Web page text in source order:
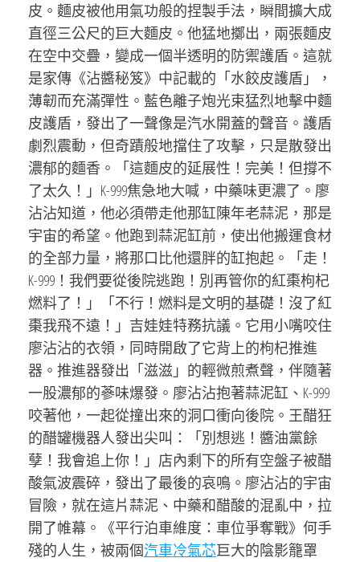
皮。麵皮被他用氣功般的捏製手法，瞬間擴大成
直徑三公尺的巨大麵皮。他猛地擲出，兩張麵皮
在空中交疊，變成一個半透明的防禦護盾。這就
是家傳《沾醬秘笈》中記載的「水餃皮護盾」，
薄韌而充滿彈性。藍色離子炮光束猛烈地擊中麵
皮護盾，發出了一聲像是汽水開蓋的聲音。護盾
劇烈震動，但奇蹟般地擋住了攻擊，只是散發出
濃郁的麵香。「這麵皮的延展性！完美！但撐不
了太久！」K-999焦急地大喊，中藥味更濃了。廖
沾沾知道，他必須帶走他那缸陳年老蒜泥，那是
宇宙的希望。他跑到蒜泥缸前，使出他搬運食材
的全部力量，將那口比他還胖的缸抱起。「走！
K-999！我們要從後院逃跑！別再管你的紅棗枸杞
燃料了！」「不行！燃料是文明的基礎！沒了紅
棗我飛不遠！」吉娃娃特務抗議。它用小嘴咬住
廖沾沾的衣領，同時開啟了它背上的枸杞推進
器。推進器發出「滋滋」的輕微煎煮聲，伴隨著
一股濃郁的蔘味爆發。廖沾沾抱著蒜泥缸、K-999
咬著他，一起從撞出來的洞口衝向後院。王醋狂
的醋罐機器人發出尖叫：「別想逃！醬油黨餘
孽！我會追上你！」店內剩下的所有空盤子被醋
酸氣波震碎，發出了最後的哀鳴。廖沾沾的宇宙
冒險，就在這片蒜泥、中藥和醋酸的混亂中，拉
開了帷幕。《平行泊車維度：車位爭奪戰》何手
殘的人生，被兩個汽車冷氣芯巨大的陰影籠罩